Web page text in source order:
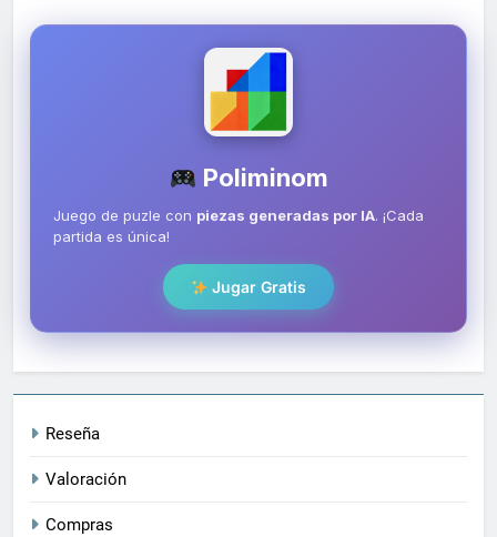
Poliminom
Juego de puzle con piezas generadas por IA. ¡Cada
partida es única!
Jugar Gratis
Reseña
Valoración
Compras